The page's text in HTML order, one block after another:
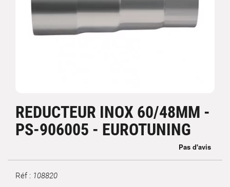
REDUCTEUR INOX 60/48MM -
PS-906005 - EUROTUNING
Marque
Réf : 108820